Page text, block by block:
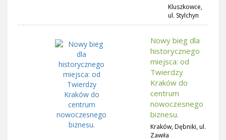
Kluszkowce,
ul. Stylchyn
Nowy bieg dla
historycznego
miejsca: od
Twierdzy
Kraków do
centrum
nowoczesnego
biznesu.
Kraków, Dębniki, ul.
Zawiła